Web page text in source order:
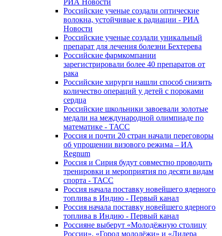
РИА Новости
Российские ученые создали оптические
волокна, устойчивые к радиации - РИА
Новости
Российские ученые создали уникальный
препарат для лечения болезни Бехтерева
Российские фармкомпании
зарегистрировали более 40 препаратов от
рака
Российские хирурги нашли способ снизить
количество операций у детей с пороками
сердца
Российские школьники завоевали золотые
медали на международной олимпиаде по
математике - ТАСС
Россия и почти 20 стран начали переговоры
об упрощении визового режима – ИА
Regnum
Россия и Сирия будут совместно проводить
тренировки и мероприятия по десяти видам
спорта - ТАСС
Россия начала поставку новейшего ядерного
топлива в Индию - Первый канал
Россия начала поставку новейшего ядерного
топлива в Индию - Первый канал
Россияне выберут «Молодёжную столицу
России», «Город молодёжи» и «Лидера